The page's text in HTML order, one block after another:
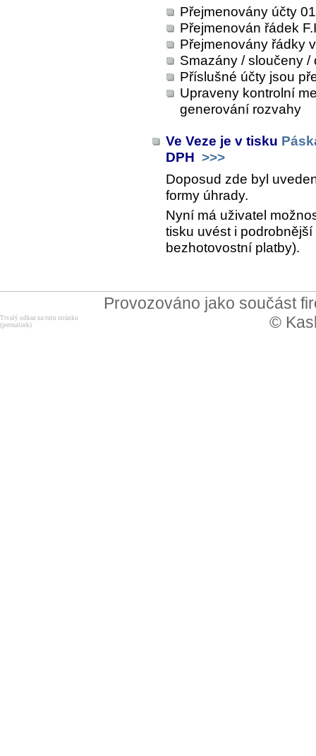
Přejmenovány účty
Přejmenován řádek
Přejmenovány řádky
Smazány / sloučeny
Příslušné účty jsou
Upraveny kontrolní
generování rozvahy
Ve Veze je v tisku
DPH >>>
Doposud zde byl
formy úhrady.
Nyní má uživatel
tisku uvést i
bezhotovostní platby).
Provozováno jako součást
©
Trvalý odkaz na tuto stránku
(permalink)